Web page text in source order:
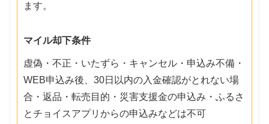
ます。
マイル却下条件
虚偽・不正・いたずら・キャンセル・申込み不備・
WEB申込み後、30日以内の入金確認がとれない場
合・返品・転売目的・災害支援金の申込み・ふるさ
とチョイスアプリからの申込みなどは不可